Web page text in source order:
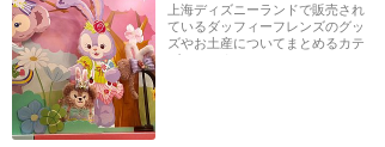
上海ディズニーランドで販売され
ているダッフィーフレンズのグッ
ズやお土産についてまとめるカテ
ゴリーです。